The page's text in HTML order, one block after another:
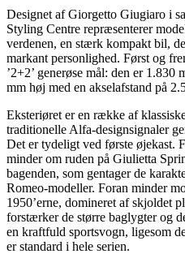
Designet af Giorgetto Giugiaro i
Styling Centre repræsenterer
verdenen, en stærk kompakt bil,
markant personlighed. Først og
’2+2’ generøse mål: den er
mm høj med en akselafstand på
Eksteriøret er en række af
traditionelle Alfa-designsignaler
Det er tydeligt ved første øjekast.
minder om ruden på Giulietta
bagenden, som gentager de
Romeo-modeller. Foran minder
1950’erne, domineret af skjoldet
forstærker de større baglygter og
en kraftfuld sportsvogn, ligesom
er standard i hele serien.